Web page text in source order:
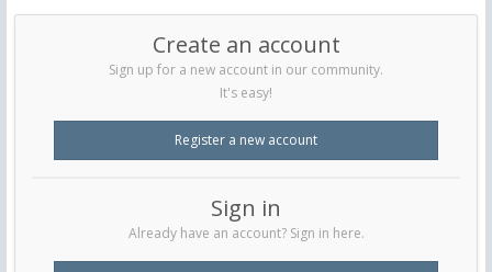
Create an account
Sign up for a new account in our community.
It's easy!
Register a new account
Sign in
Already have an account? Sign in here.